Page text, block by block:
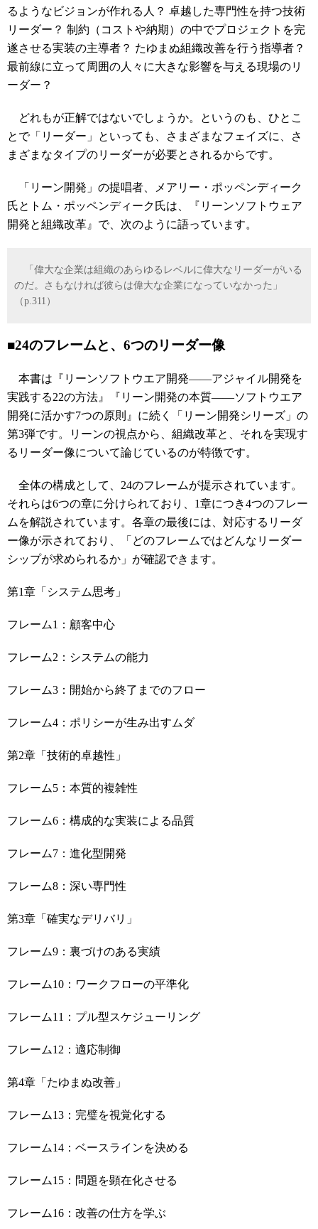
るようなビジョンが作れる人？ 卓越した専門性を持つ技術
リーダー？ 制約（コストや納期）の中でプロジェクトを完
遂させる実装の主導者？ たゆまぬ組織改善を行う指導者？
最前線に立って周囲の人々に大きな影響を与える現場のリ
ーダー？
どれもが正解ではないでしょうか。というのも、ひとこ
とで「リーダー」といっても、さまざまなフェイズに、さ
まざまなタイプのリーダーが必要とされるからです。
「リーン開発」の提唱者、メアリー・ポッペンディーク
氏とトム・ポッペンディーク氏は、『リーンソフトウェア
開発と組織改革』で、次のように語っています。
「偉大な企業は組織のあらゆるレベルに偉大なリーダーがいる
のだ。さもなければ彼らは偉大な企業になっていなかった」
（p.311）
■24のフレームと、6つのリーダー像
本書は『リーンソフトウエア開発――アジャイル開発を
実践する22の方法』『リーン開発の本質――ソフトウエア
開発に活かす7つの原則』に続く「リーン開発シリーズ」の
第3弾です。リーンの視点から、組織改革と、それを実現す
るリーダー像について論じているのが特徴です。
全体の構成として、24のフレームが提示されています。
それらは6つの章に分けられており、1章につき4つのフレー
ムを解説されています。各章の最後には、対応するリーダ
ー像が示されており、「どのフレームではどんなリーダー
シップが求められるか」が確認できます。
第1章「システム思考」
フレーム1：顧客中心
フレーム2：システムの能力
フレーム3：開始から終了までのフロー
フレーム4：ポリシーが生み出すムダ
第2章「技術的卓越性」
フレーム5：本質的複雑性
フレーム6：構成的な実装による品質
フレーム7：進化型開発
フレーム8：深い専門性
第3章「確実なデリバリ」
フレーム9：裏づけのある実績
フレーム10：ワークフローの平準化
フレーム11：プル型スケジューリング
フレーム12：適応制御
第4章「たゆまぬ改善」
フレーム13：完璧を視覚化する
フレーム14：ベースラインを決める
フレーム15：問題を顕在化させる
フレーム16：改善の仕方を学ぶ